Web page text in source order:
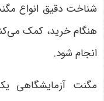
شناخت دقیق انواع
هنگام خرید، کمک
انجام شود.
مگنت آزمایشگاهی